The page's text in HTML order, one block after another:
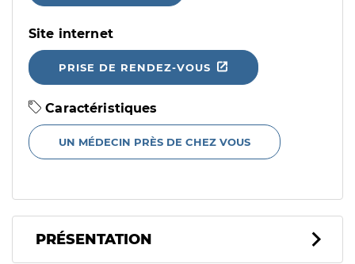
Site internet
PRISE DE RENDEZ-VOUS
Caractéristiques
UN MÉDECIN PRÈS DE CHEZ VOUS
PRÉSENTATION